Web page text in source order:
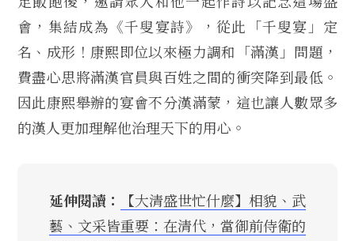
會，集結成為《千叟宴詩》，從此「千叟宴」定
名、成形！康熙即位以來極力調和「滿漢」問題，
費盡心思將滿漢官員與百姓之間的衝突降到最低。
因此康熙舉辦的宴會不分漢滿蒙，這也讓人數眾多
的漢人更加理解他治理天下的用心。
延伸閱讀：
【大清盛世忙什麼】相貌、武
藝、文采皆重要：在清代，當御前侍衛的